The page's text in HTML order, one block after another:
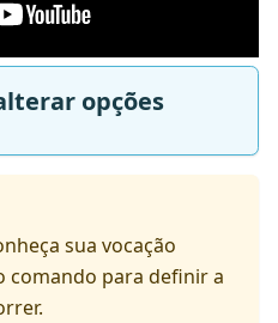
opções
sua vocação
comando para definir a